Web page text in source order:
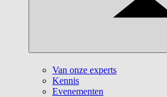
Van onze experts
Kennis
Evenementen